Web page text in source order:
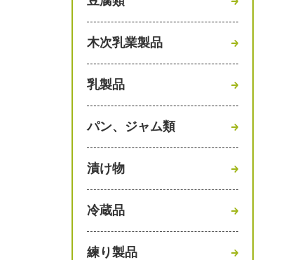
木次乳業製品
乳製品
パン、ジャム類
漬け物
冷蔵品
練り製品